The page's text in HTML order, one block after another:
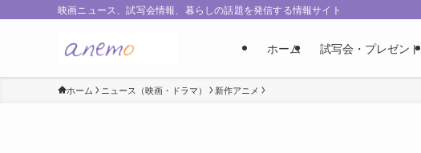
映画ニュース、試写会情報、暮らしの話題を発信する情報サイト
ホーム 試写会・プレゼント
ホーム ニュース（映画・ドラマ） 新作アニメ